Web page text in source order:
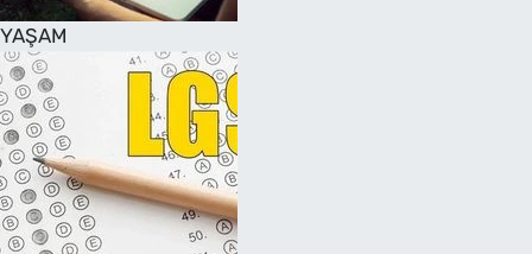
YAŞAM